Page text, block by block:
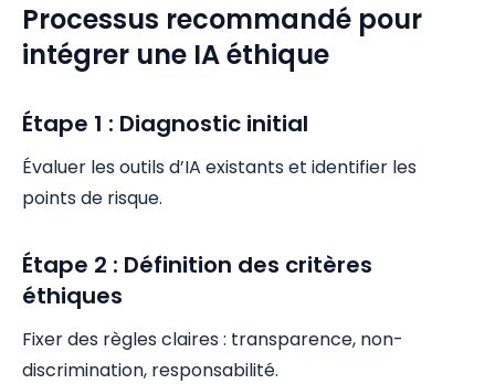
Processus recommandé pour
intégrer une IA éthique
Étape 1 : Diagnostic initial
Évaluer les outils d’IA existants et identifier les
points de risque.
Étape 2 : Définition des critères
éthiques
Fixer des règles claires : transparence, non-
discrimination, responsabilité.